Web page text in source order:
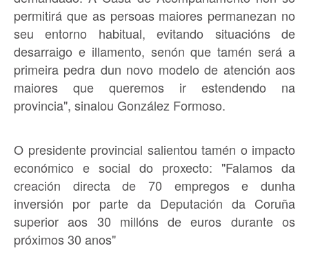
permitirá que as persoas maiores permanezan no
seu entorno habitual, evitando situacións de
desarraigo e illamento, senón que tamén será a
primeira pedra dun novo modelo de atención aos
maiores que queremos ir estendendo na
provincia", sinalou González Formoso.
O presidente provincial salientou tamén o impacto
económico e social do proxecto: "Falamos da
creación directa de 70 empregos e dunha
inversión por parte da Deputación da Coruña
superior aos 30 millóns de euros durante os
próximos 30 anos"